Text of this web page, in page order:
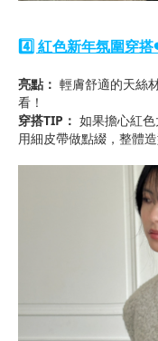
4️⃣ 紅色新年氛圍穿
亮點： 輕膚舒適的天絲
看！
穿搭TIP： 如果擔心紅
用細皮帶做點綴，整體